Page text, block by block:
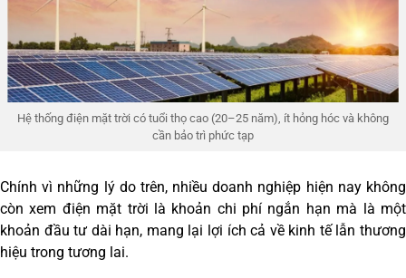
Hệ thống điện mặt trời có tuổi thọ cao (20–25 năm), ít hỏng hóc và không
cần bảo trì phức tạp
Chính vì những lý do trên, nhiều doanh nghiệp hiện nay không
còn xem điện mặt trời là khoản chi phí ngắn hạn mà là một
khoản đầu tư dài hạn, mang lại lợi ích cả về kinh tế lẫn thương
hiệu trong tương lai.